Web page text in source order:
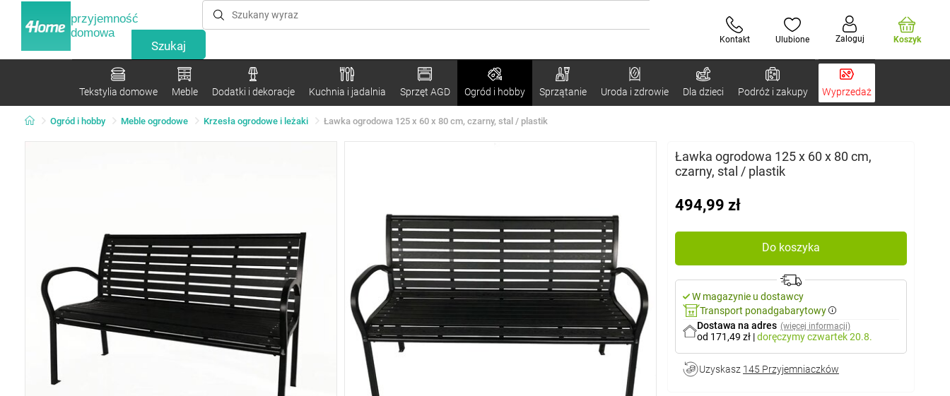
przyjemność
domowa
Kontakt Ulubione Zaloguj Koszyk
Tekstylia domowe Meble Dodatki i dekoracje Kuchnia i jadalnia Sprzęt AGD Ogród i hobby Sprzątanie Uroda i zdrowie Dla dzieci Podróż i zakupy Wyprzedaż
Ogród i hobby Meble ogrodowe Krzesła ogrodowe i leżaki Ławka ogrodowa 125 x 60 x 80 cm, czarny, stal / plastik
Ławka ogrodowa 125 x 60 x 80 cm,
czarny, stal / plastik
494,99 zł
Do koszyka
W magazynie u dostawcy
Transport ponadgabarytowy
Dostawa na adres (więcej informacji)
od 171,49 zł |doręczymyczwartek 20.8.
Uzyskasz 145 Przyjemniaczków